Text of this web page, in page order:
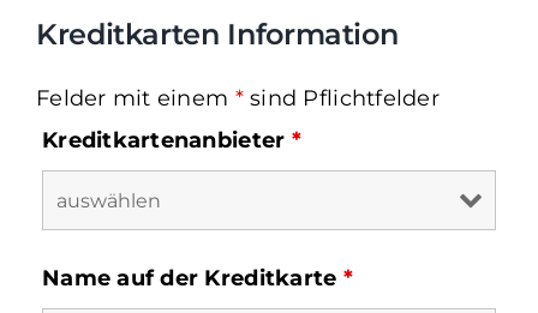
Kreditkarten Information
Felder mit einem *sind Pflichtfelder
Kreditkartenanbieter *
Name auf der Kreditkarte *